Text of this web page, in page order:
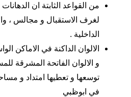
من القواعد الثابتة ان
لغرف الاستقبال و مجالس ،
الداخلية .
الالوان الداكنة في الاماكن
و الالوان الفاتحة المشرقة
توسعها و تعطيها امتداد و
في ابوظبي